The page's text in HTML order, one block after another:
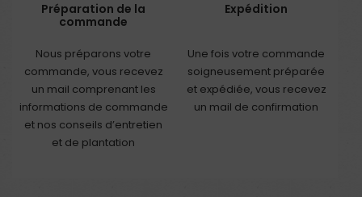
Préparation de la
commande
Nous préparons votre
commande, vous recevez
un mail comprenant les
informations de commande
et nos conseils d’entretien
et de plantation
Expédition
Une fois votre commande
soigneusement préparée
et expédiée, vous recevez
un mail de confirmation